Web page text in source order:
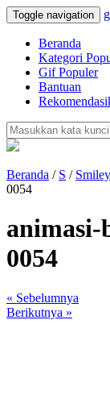
Toggle navigation
Beranda
Kategori
Gif Populer
Bantuan
Beranda / S / Smiley
0054
animasi-
0054
« Sebelumnya
Berikutnya »